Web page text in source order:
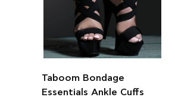
Taboom Bondage
Essentials Ankle Cuffs